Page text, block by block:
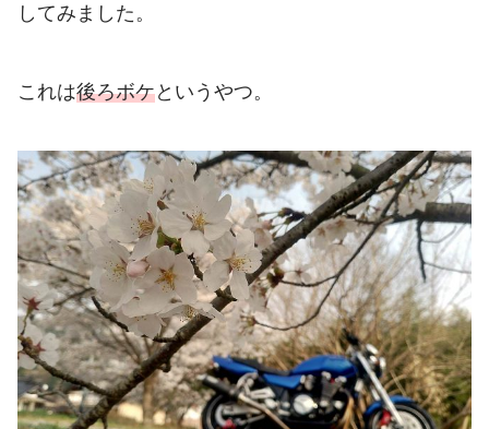
してみました。
これは後ろボケというやつ。